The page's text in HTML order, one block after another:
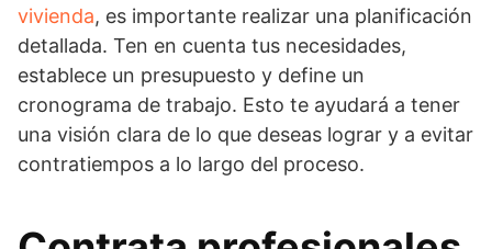
vivienda, es importante realizar una planificación
detallada. Ten en cuenta tus necesidades,
establece un presupuesto y define un
cronograma de trabajo. Esto te ayudará a tener
una visión clara de lo que deseas lograr y a evitar
contratiempos a lo largo del proceso.